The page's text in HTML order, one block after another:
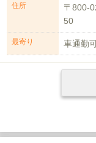
住所
〒800-
50
最寄り 車通勤